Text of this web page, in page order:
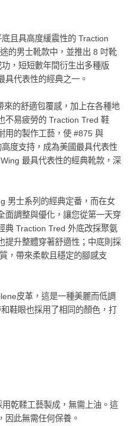
且具高度緩震性的 Traction
的男士靴款中，並推出 8 吋靴
，短短數年間衍生出多種版
具代表性的經典之一。
來的舒適包覆感，加上在各種地
不易疲勞的 Traction Tred 鞋
用的製作工藝，使 #875 與
度支持，成為美國最具代表性
最具代表性的經典靴款，深
男士系列的經典定番，而在女
面調整與優化，讓您從第一天穿
典 Traction Tred 外底改採聚氨
提升整體穿著舒適性；中底則採
，帶來柔軟且穩定的腳感支
皮革，這是一種美麗而低調
鞋眼也採用了相同的顏色，打
乾鞣工藝製成，無需上油。這
因此無需任何保養。